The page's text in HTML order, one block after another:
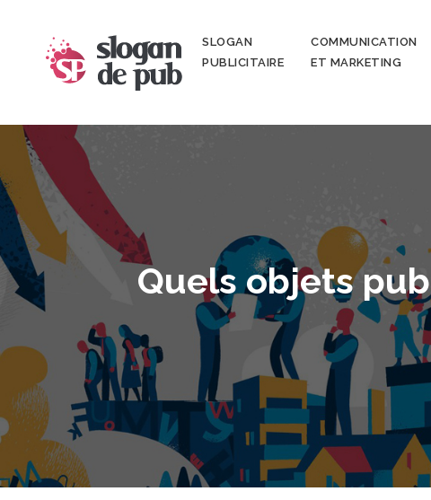
SLOGAN
PUBLICITAIRE
COMMUNICATION
ET MARKETING
Quels objets